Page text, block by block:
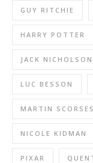
GUY RITCHIE
HARRY POTTER
JACK NICHOLSON
LUC BESSON
MARTIN
NICOLE KIDMAN
PIXAR